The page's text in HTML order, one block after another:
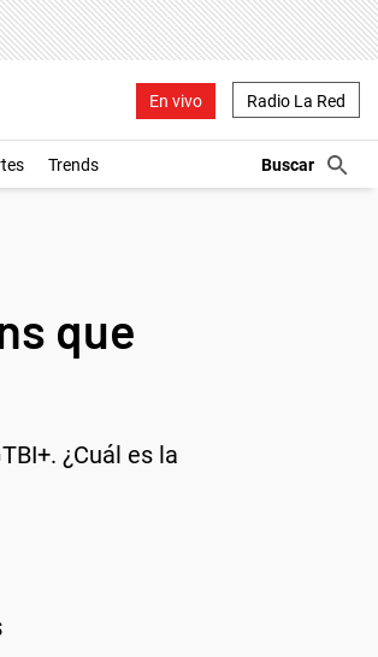
En vivo Radio La Red
Trends
que
¿Cuál es la